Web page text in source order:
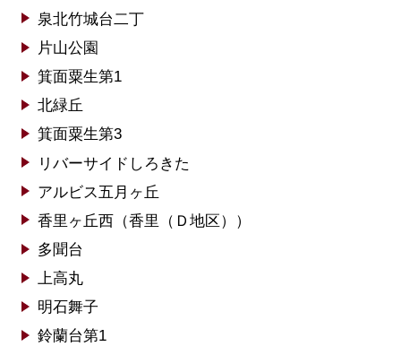
泉北竹城台二丁
片山公園
箕面粟生第1
北緑丘
箕面粟生第3
リバーサイドしろきた
アルビス五月ヶ丘
香里ヶ丘西（香里（Ｄ地区））
多聞台
上高丸
明石舞子
鈴蘭台第1